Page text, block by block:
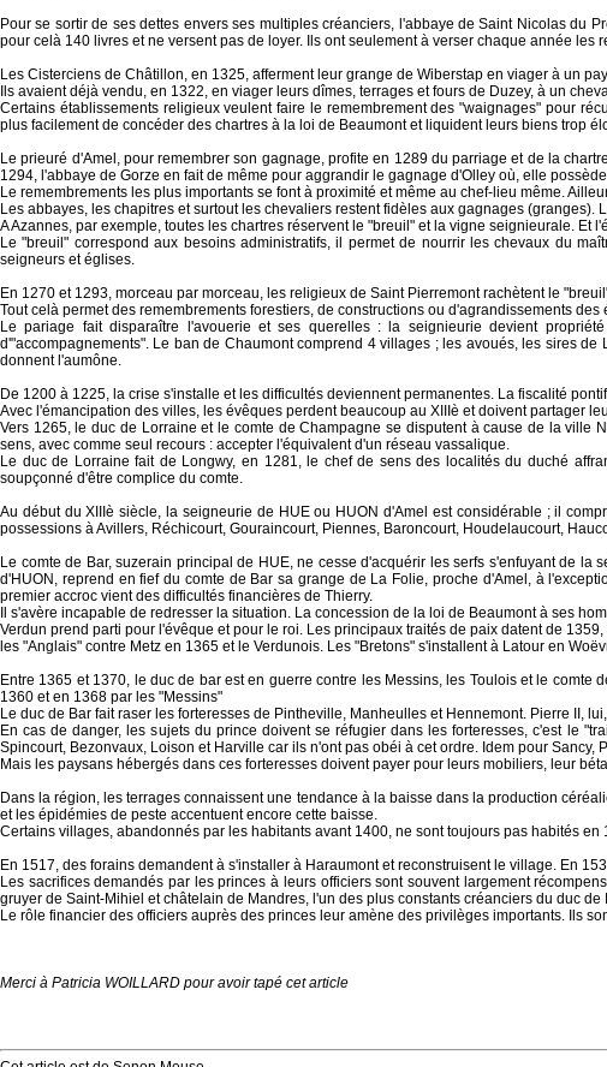
Pour se sortir de ses dettes envers ses multiples créanciers, l'abbaye de Saint Nicolas du
pour celà 140 livres et ne versent pas de loyer. Ils ont seulement à verser chaque année
Les Cisterciens de Châtillon, en 1325, afferment leur grange de Wiberstap en viager à un
Ils avaient déjà vendu, en 1322, en viager leurs dîmes, terrages et fours de Duzey, à un
Certains établissements religieux veulent faire le remembrement des "waignages" pour
plus facilement de concéder des chartres à la loi de Beaumont et liquident leurs biens trop
Le prieuré d'Amel, pour remembrer son gagnage, profite en 1289 du parriage et de la
1294, l'abbaye de Gorze en fait de même pour aggrandir le gagnage d'Olley où, elle
Le remembrements les plus importants se font à proximité et même au chef-lieu même.
Les abbayes, les chapitres et surtout les chevaliers restent fidèles aux gagnages
A Azannes, par exemple, toutes les chartres réservent le "breuil" et la vigne seignieurale.
Le "breuil" correspond aux besoins administratifs, il permet de nourrir les chevaux du
seigneurs et églises.
En 1270 et 1293, morceau par morceau, les religieux de Saint Pierremont rachètent le
Tout celà permet des remembrements forestiers, de constructions ou d'agrandissements
Le pariage fait disparaître l'avouerie et ses querelles : la seignieurie devient
d'"accompagnements". Le ban de Chaumont comprend 4 villages ; les avoués, les sires
donnent l'aumône.
De 1200 à 1225, la crise s'installe et les difficultés deviennent permanentes. La fiscalité
Avec l'émancipation des villes, les évêques perdent beaucoup au XIIIè et doivent partager
Vers 1265, le duc de Lorraine et le comte de Champagne se disputent à cause de la ville
sens, avec comme seul recours : accepter l'équivalent d'un réseau vassalique.
Le duc de Lorraine fait de Longwy, en 1281, le chef de sens des localités du duché
soupçonné d'être complice du comte.
Au début du XIIIè siècle, la seigneurie de HUE ou HUON d'Amel est considérable ; il
possessions à Avillers, Réchicourt, Gouraincourt, Piennes, Baroncourt, Houdelaucourt,
Le comte de Bar, suzerain principal de HUE, ne cesse d'acquérir les serfs s'enfuyant de
d'HUON, reprend en fief du comte de Bar sa grange de La Folie, proche d'Amel, à
premier accroc vient des difficultés financières de Thierry.
Il s'avère incapable de redresser la situation. La concession de la loi de Beaumont à ses
Verdun prend parti pour l'évêque et pour le roi. Les principaux traités de paix datent de
les "Anglais" contre Metz en 1365 et le Verdunois. Les "Bretons" s'installent à Latour en
Entre 1365 et 1370, le duc de bar est en guerre contre les Messins, les Toulois et le
1360 et en 1368 par les "Messins"
Le duc de Bar fait raser les forteresses de Pintheville, Manheulles et Hennemont. Pierre II,
En cas de danger, les sujets du prince doivent se réfugier dans les forteresses, c'est le
Spincourt, Bezonvaux, Loison et Harville car ils n'ont pas obéi à cet ordre. Idem pour Sancy,
Mais les paysans hébergés dans ces forteresses doivent payer pour leurs mobiliers, leur
Dans la région, les terrages connaissent une tendance à la baisse dans la production
et les épidémies de peste accentuent encore cette baisse.
Certains villages, abandonnés par les habitants avant 1400, ne sont toujours pas habités
En 1517, des forains demandent à s'installer à Haraumont et reconstruisent le village. En
Les sacrifices demandés par les princes à leurs officiers sont souvent largement
gruyer de Saint-Mihiel et châtelain de Mandres, l'un des plus constants créanciers du duc de
Le rôle financier des officiers auprès des princes leur amène des privilèges importants. Ils
Merci à Patricia WOILLARD pour avoir tapé cet article